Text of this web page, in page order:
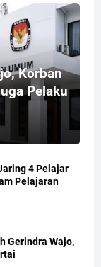
Korban
Pelaku
4 Pelajar
Pelajaran
Gerindra Wajo,